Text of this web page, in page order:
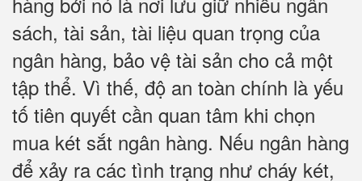
sách, tài sản, tài liệu quan trọng của
ngân hàng, bảo vệ tài sản cho cả một
tập thể. Vì thế, độ an toàn chính là yếu
tố tiên quyết cần quan tâm khi chọn
mua két sắt ngân hàng. Nếu ngân hàng
để xảy ra các tình trạng như cháy két,